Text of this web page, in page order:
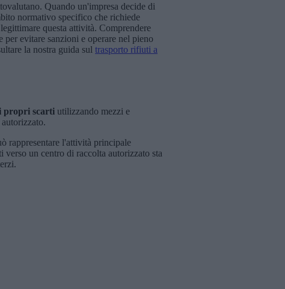
Quando un'impresa decide di
normativo specifico che richiede
questa attività. Comprendere
evitare sanzioni e operare nel pieno
la nostra guida sul trasporto rifiuti a
propri scarti utilizzando mezzi e
rappresentare l'attività principale
un centro di raccolta autorizzato sta